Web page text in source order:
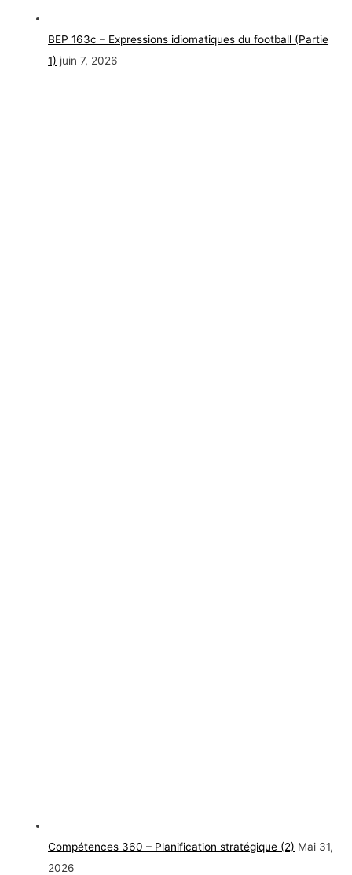
BEP 163c – Expressions idiomatiques du football (Partie
1) juin 7, 2026
Compétences 360 – Planification stratégique (2) Mai 31,
2026